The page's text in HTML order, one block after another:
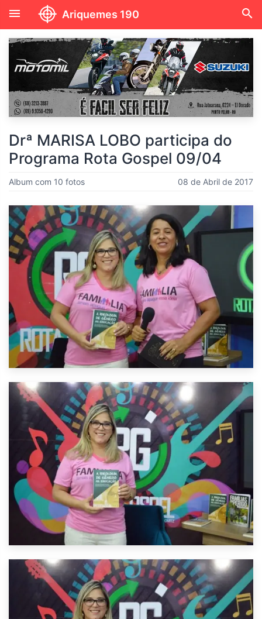
menu Ariquemes 190 search
Drª MARISA LOBO participa do
Programa Rota Gospel 09/04
Album com 10 fotos 08 de Abril de 2017